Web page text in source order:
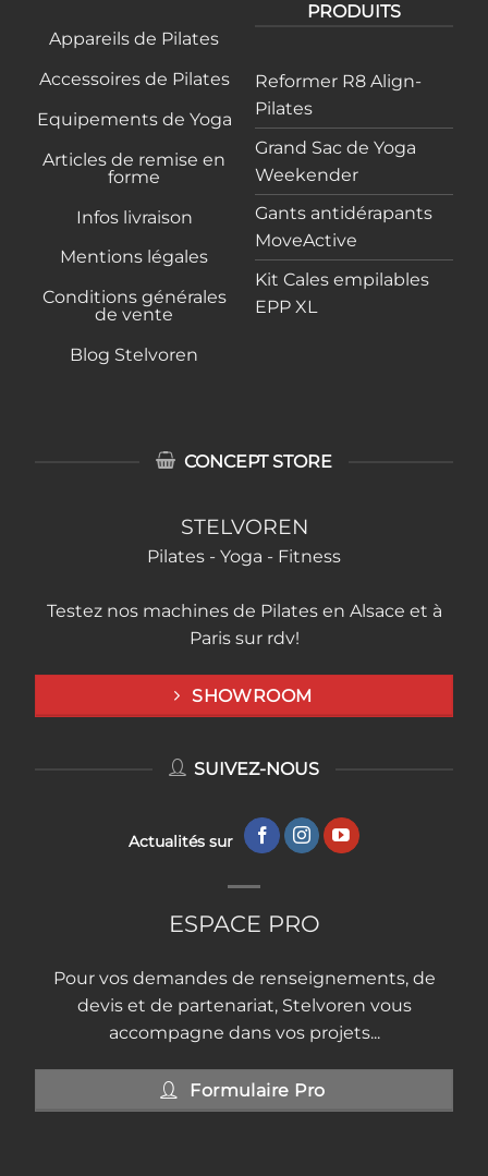
Appareils de Pilates
Accessoires de Pilates
Equipements de Yoga
Articles de remise en
forme
Infos livraison
Mentions légales
Conditions générales
de vente
Blog Stelvoren
PRODUITS
Reformer R8 Align-
Pilates
Grand Sac de Yoga
Weekender
Gants antidérapants
MoveActive
Kit Cales empilables
EPP XL
CONCEPT STORE
STELVOREN
Pilates - Yoga - Fitness
Testez nos machines de Pilates en Alsace et à
Paris sur rdv!
SHOWROOM
SUIVEZ-NOUS
Actualités sur
ESPACE PRO
Pour vos demandes de renseignements, de
devis et de partenariat, Stelvoren vous
accompagne dans vos projets...
Formulaire Pro